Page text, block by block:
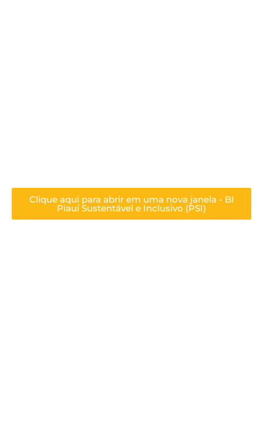
Clique aqui para abrir em uma nova janela - BI
Piauí Sustentável e Inclusivo (PSI)